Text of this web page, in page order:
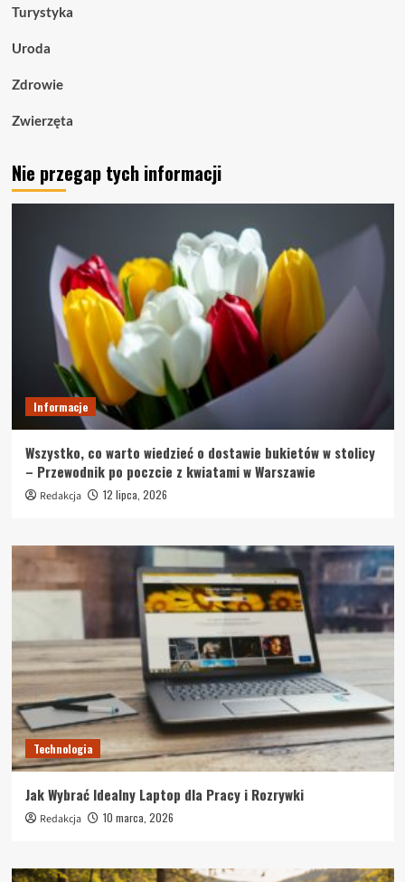
Turystyka
Uroda
Zdrowie
Zwierzęta
Nie przegap tych informacji
Informacje
Wszystko, co warto wiedzieć o dostawie bukietów w stolicy
– Przewodnik po poczcie z kwiatami w Warszawie
Redakcja 12 lipca, 2026
Technologia
Jak Wybrać Idealny Laptop dla Pracy i Rozrywki
Redakcja 10 marca, 2026